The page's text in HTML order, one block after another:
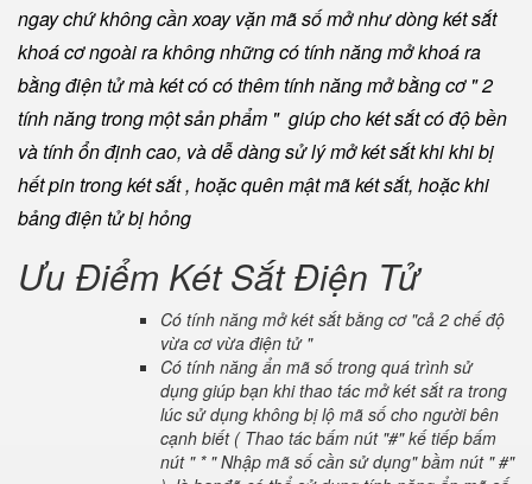
ngay chứ không cần xoay vặn mã số mở như dòng két sắt
khoá cơ ngoài ra không những có tính năng mở khoá ra
bằng điện tử mà két có có thêm tính năng mở bằng cơ " 2
tính năng trong một sản phẩm " giúp cho két sắt có độ bền
và tính ổn định cao, và dễ dàng sử lý mở két sắt khi khi bị
hết pin trong két sắt , hoặc quên mật mã két sắt, hoặc khi
bảng điện tử bị hỏng
Ưu Điểm Két Sắt Điện Tử
Có tính năng mở két sắt bằng cơ "cả 2 chế độ
vừa cơ vừa điện tử "
Có tính năng ẩn mã số trong quá trình sử
dụng giúp bạn khi thao tác mở két sắt ra trong
lúc sử dụng không bị lộ mã số cho người bên
cạnh biết ( Thao tác bấm nút "#" kế tiếp bấm
nút " * " Nhập mã số cần sử dụng" bầm nút " #"